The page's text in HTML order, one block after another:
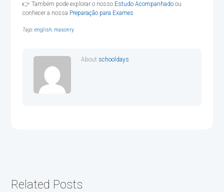
👉 Também pode explorar o nosso Estudo Acompanhadoou
conhecer a nossa Preparação para Exames
Tags:english, masonry
About schooldays
Related Posts